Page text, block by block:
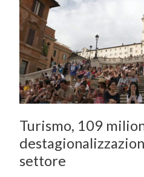
Turismo, 109
settore
milioni
per
destagionalizzazione
e
innovare
il